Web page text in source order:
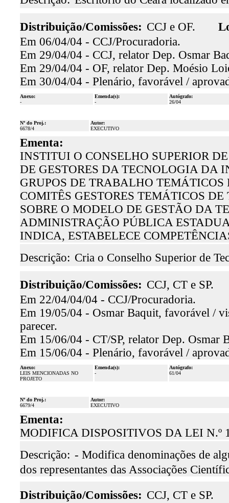
Distribuição/Comissões: CCJ e OF.
Em 06/04/04 - CCJ/Procuradoria.
Em 29/04/04 - CCJ, relator Dep. Osmar
Em 29/04/04 - OF, relator Dep. Moésio
Em 30/04/04 - Plenário, favorável /
Anexo:
-
Emenda(s):
-
Autógrafo:
26/04
Nº do Proj.:
6678/4
Autor:
EXECUTIVO
Ementa:
INSTITUI O CONSELHO SUPERIOR
DE GESTORES DA TECNOLOGIA DA
GRUPOS DE TRABALHO
COMITÊS GESTORES TEMÁTICOS
SOBRE O MODELO DE GESTÃO DA
ADMINISTRAÇÃO PÚBLICA
INDICA, ESTABELECE
Descrição: Cria o Conselho Superior de
Distribuição/Comissões: CCJ, CT e SP.
Em 22/04/04/04 - CCJ/Procuradoria.
Em 19/05/04 - Osmar Baquit, favorável /
parecer.
Em 15/06/04 - CT/SP, relator Dep. Osmar
Em 15/06/04 - Plenário, favorável /
Anexo:
LEIS MENCIONADAS NO
PROJETO
Emenda(s):
-
Autógrafo:
61/04
Nº do Proj.:
6679/4
Autor:
EXECUTIVO
Ementa:
MODIFICA DISPOSITIVOS DA LEI N.º
Descrição: - Modifica denominações de
dos representantes das Associações
Distribuição/Comissões: CCJ, CT e SP.